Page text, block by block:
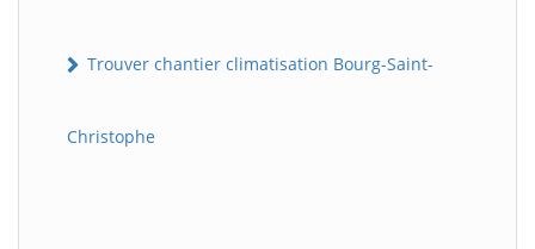
Trouver chantier climatisation Bourg-Saint-
Christophe